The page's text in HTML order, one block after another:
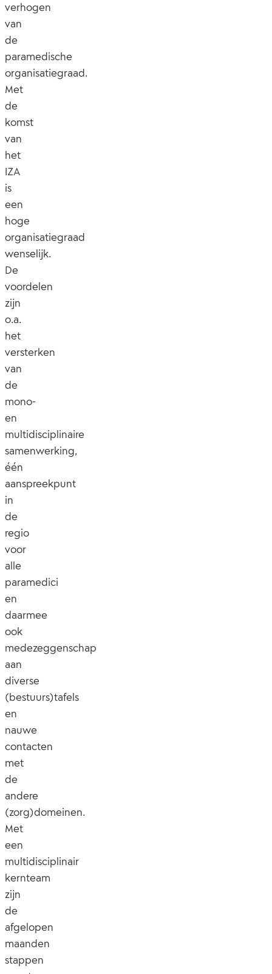
verhogen
van
de
paramedische
organisatiegraad.
Met
de
komst
van
het
IZA
is
een
hoge
organisatiegraad
wenselijk.
De
voordelen
zijn
o.a.
het
versterken
van
de
mono-
en
multidisciplinaire
samenwerking,
één
aanspreekpunt
in
de
regio
voor
alle
paramedici
en
daarmee
ook
medezeggenschap
aan
diverse
(bestuurs)tafels
en
nauwe
contacten
met
de
andere
(zorg)domeinen.
Met
een
multidisciplinair
kernteam
zijn
de
afgelopen
maanden
stappen